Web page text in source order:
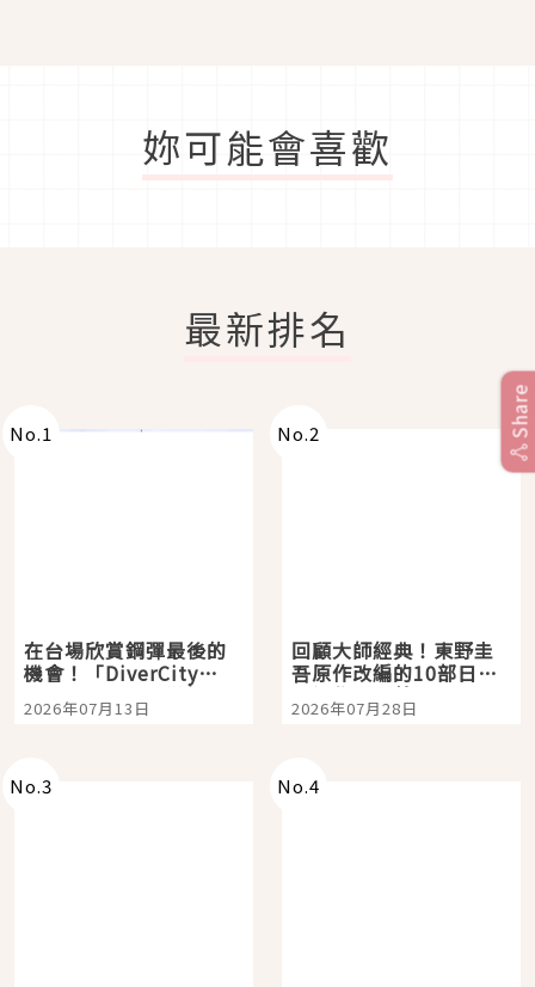
妳可能會喜歡
最新排名
No.1
在台場欣賞鋼彈最後的
機會！「DiverCity
Tokyo Plaza」搭船、
購物、美食及夜景，一
2026年07月13日
No.2
回顧大師經典！東野圭
吾原作改編的10部日本
影視作品推薦
2026年07月28日
No.3 No.4
Share